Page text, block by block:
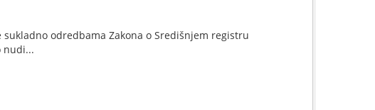
odredbama Zakona o Središnjem registru
nudi...